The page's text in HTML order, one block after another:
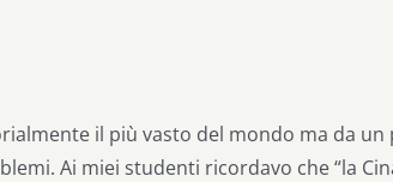
il più vasto del mondo ma da
Ai miei studenti ricordavo che “la